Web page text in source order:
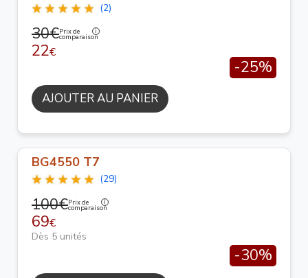
(2)
30€Prix de
comparaison
22€
-25%
AJOUTER AU PANIER
BG4550 T7
(29)
100€Prix de
comparaison
69€
Dès 5 unités
-30%